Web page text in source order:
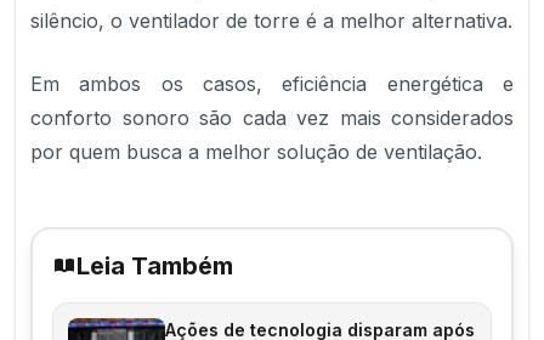
silêncio, o ventilador de torre é a melhor alternativa.
Em ambos os casos, eficiência energética e
conforto sonoro são cada vez mais considerados
por quem busca a melhor solução de ventilação.
Leia Também
Ações de tecnologia disparam após